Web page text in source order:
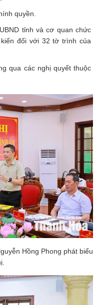
quyền.
tỉnh và cơ quan chức
đối với 32 tờ trình của
qua các nghị quyết thuộc
Hồng Phong phát biểu